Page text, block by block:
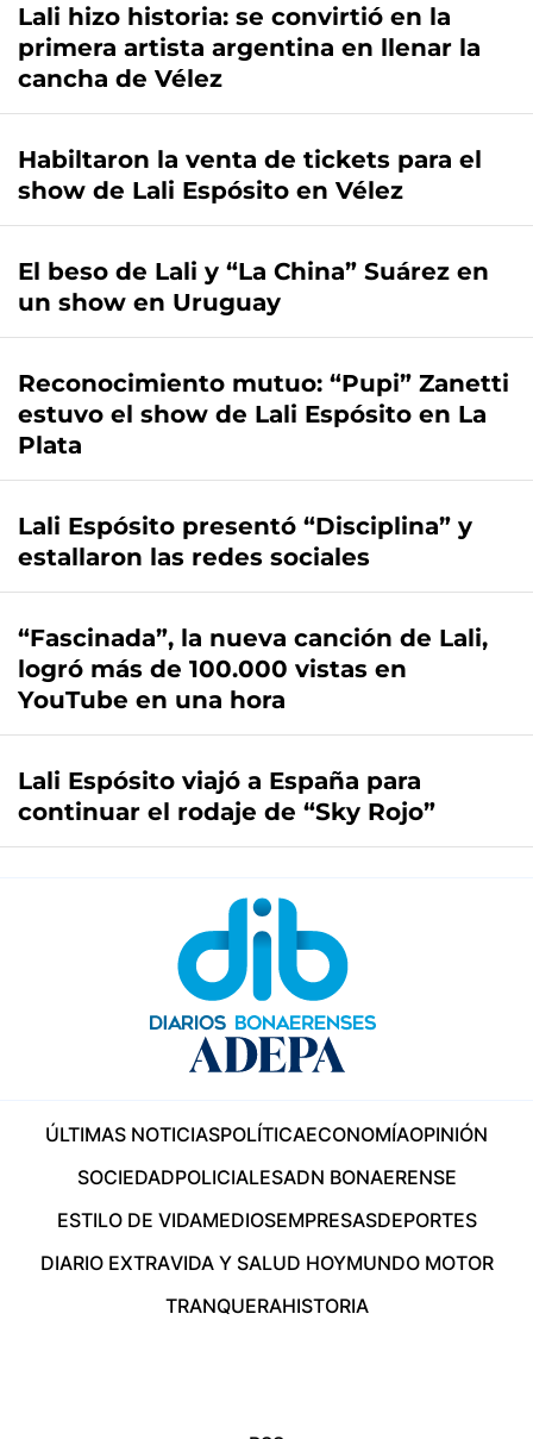
Lali hizo historia: se convirtió en la
primera artista argentina en llenar la
cancha de Vélez
Habiltaron la venta de tickets para el
show de Lali Espósito en Vélez
El beso de Lali y “La China” Suárez en
un show en Uruguay
Reconocimiento mutuo: “Pupi” Zanetti
estuvo el show de Lali Espósito en La
Plata
Lali Espósito presentó “Disciplina” y
estallaron las redes sociales
“Fascinada”, la nueva canción de Lali,
logró más de 100.000 vistas en
YouTube en una hora
Lali Espósito viajó a España para
continuar el rodaje de “Sky Rojo”
ÚLTIMAS NOTICIASPOLÍTICAECONOMÍAOPINIÓN
SOCIEDADPOLICIALESADN BONAERENSE
ESTILO DE VIDAMEDIOSEMPRESASDEPORTES
DIARIO EXTRAVIDA Y SALUD HOYMUNDO MOTOR
TRANQUERAHISTORIA